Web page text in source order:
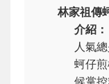
林家祖傳
介紹：
人氣
蚵仔
候掌